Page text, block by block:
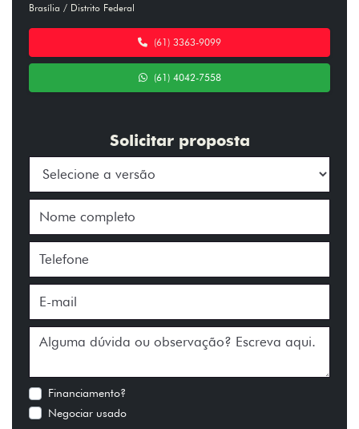
Brasília / Distrito Federal
(61) 3363-9099
(61) 4042-7558
Solicitar proposta
Financiamento?
Negociar usado